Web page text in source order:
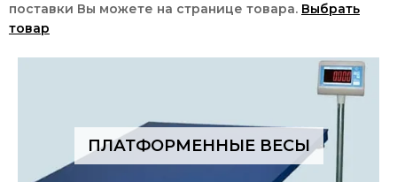
поставки Вы можете на странице товара. Выбрать
товар
ПЛАТФОРМЕННЫЕ ВЕСЫ